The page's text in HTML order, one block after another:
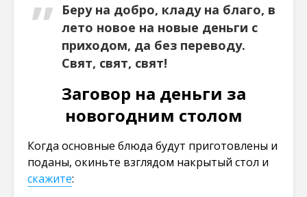
Беру на добро, кладу на благо, в
лето новое на новые деньги с
приходом, да без переводу.
Свят, свят, свят!
Заговор на деньги за
новогодним столом
Когда основные блюда будут приготовлены и
поданы, окиньте взглядом накрытый стол и
скажите: